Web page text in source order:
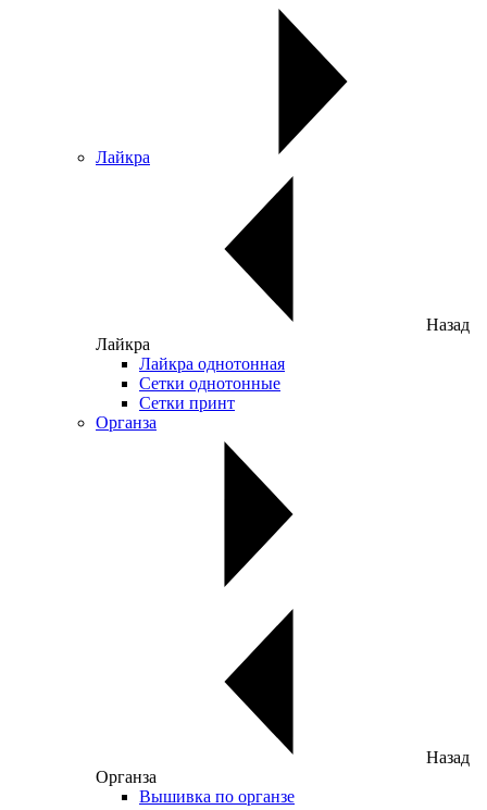
Лайкра
Назад
Лайкра
Лайкра однотонная
Сетки однотонные
Сетки принт
Органза
Назад
Органза
Вышивка по органзе